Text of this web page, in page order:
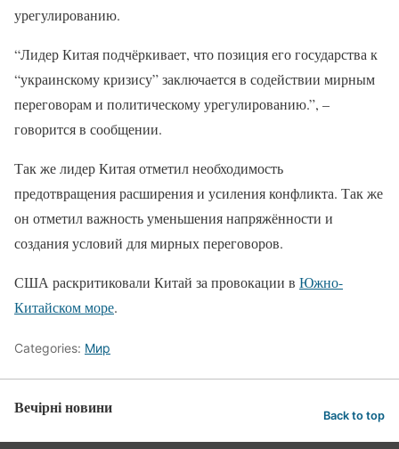
урегулированию.
“Лидер Китая подчёркивает, что позиция его государства к
“украинскому кризису” заключается в содействии мирным
переговорам и политическому урегулированию.”, –
говорится в сообщении.
Так же лидер Китая отметил необходимость
предотвращения расширения и усиления конфликта. Так же
он отметил важность уменьшения напряжённости и
создания условий для мирных переговоров.
США раскритиковали Китай за провокации в Южно-
Китайском море.
Categories: Мир
Вечірні новини Back to top